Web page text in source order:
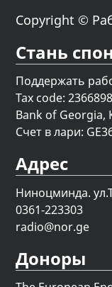
Copyright ©
Стань
Поддержать
Tax code:
Bank of Georgia,
Счет в лари:
Адрес
Ниноцминда.
0361-223303
radio@nor.ge
Доноры